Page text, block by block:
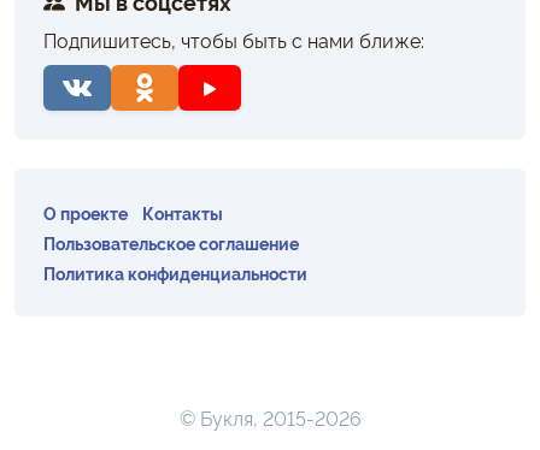
Подпишитесь, чтобы быть с нами ближе:
О проекте
Контакты
Пользовательское соглашение
Политика конфиденциальности
© Букля, 2015-2026